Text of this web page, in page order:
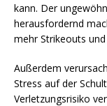
kann. Der
herausfordernd
mehr Strikeouts
Außerdem
Stress auf der
Verletzungsrisiko